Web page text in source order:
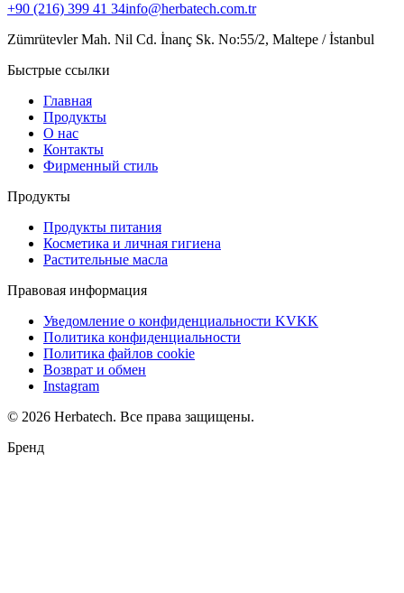
+90 (216) 399 41 34info@herbatech.com.tr
Zümrütevler Mah. Nil Cd. İnanç Sk. No:55/2, Maltepe / İstanbul
Быстрые ссылки
Главная
Продукты
О нас
Контакты
Фирменный стиль
Продукты
Продукты питания
Косметика и личная гигиена
Растительные масла
Правовая информация
Уведомление о конфиденциальности KVKK
Политика конфиденциальности
Политика файлов cookie
Возврат и обмен
Instagram
© 2026 Herbatech. Все права защищены.
Бренд
Поддержка WhatsApp